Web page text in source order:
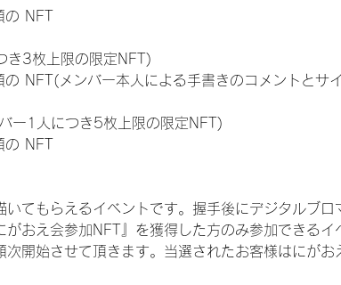
の NFT
き3枚上限の限定NFT)
NFT(メンバー本人による手書きのコメントとサ
ー1人につき5枚上限の限定NFT)
の NFT
いてもらえるイベントです。握手後にデジタルブ
おえ会参加NFT』を獲得した方のみ参加できるイ
次開始させて頂きます。当選されたお客様はにが